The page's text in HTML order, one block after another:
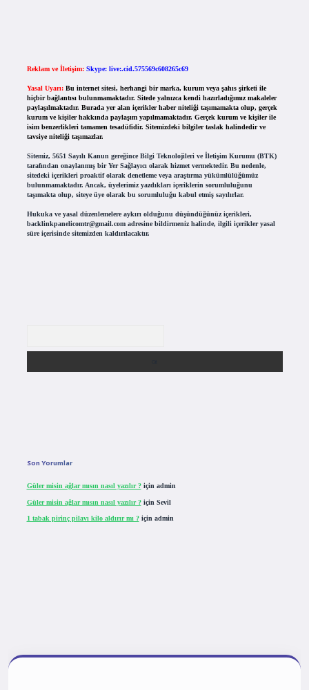
Reklam ve İletişim: Skype: live:.cid.575569c608265c69
Yasal Uyarı: Bu internet sitesi, herhangi bir marka, kurum veya şahıs şirketi ile
hiçbir bağlantısı bulunmamaktadır. Sitede yalnızca kendi hazırladığımız makaleler
paylaşılmaktadır. Burada yer alan içerikler haber niteliği taşımamakta olup, gerçek
kurum ve kişiler hakkında paylaşım yapılmamaktadır. Gerçek kurum ve kişiler ile
isim benzerlikleri tamamen tesadüfidir. Sitemizdeki bilgiler taslak halindedir ve
tavsiye niteliği taşımazlar.
Sitemiz, 5651 Sayılı Kanun gereğince Bilgi Teknolojileri ve İletişim Kurumu (BTK)
tarafından onaylanmış bir Yer Sağlayıcı olarak hizmet vermektedir. Bu nedenle,
sitedeki içerikleri proaktif olarak denetleme veya araştırma yükümlülüğümüz
bulunmamaktadır. Ancak, üyelerimiz yazdıkları içeriklerin sorumluluğunu
taşımakta olup, siteye üye olarak bu sorumluluğu kabul etmiş sayılırlar.
Hukuka ve yasal düzenlemelere aykırı olduğunu düşündüğünüz içerikleri,
backlinkpanelicomtr@gmail.comadresine bildirmeniz halinde, ilgili içerikler yasal
süre içerisinde sitemizden kaldırılacaktır.
Son Yorumlar
Güler misin ağlar mısın nasıl yazılır ?için admin
Güler misin ağlar mısın nasıl yazılır ?için Sevil
1 tabak pirinç pilavı kilo aldırır mı ?için admin